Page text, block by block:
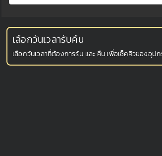
เลือกวันเวลารับคืน
เลือกวันเวลาที่ต้องการรับ และ คืน เพื่อเช็คคิวของอุป